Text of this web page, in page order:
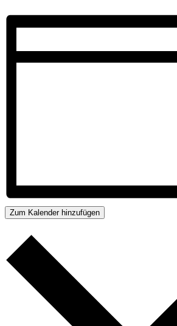
Zum Kalender hinzufügen